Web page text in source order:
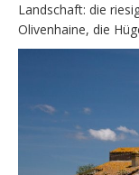
Landschaft: die
Olivenhaine, die